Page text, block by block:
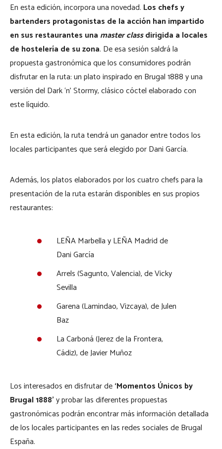
En esta edición, incorpora una novedad. Los chefs y
bartenders protagonistas de la acción han impartido
en sus restaurantes una master classdirigida a locales
de hostelería de su zona. De esa sesión saldrá la
propuesta gastronómica que los consumidores podrán
disfrutar en la ruta: un plato inspirado en Brugal 1888 y una
versión del Dark ‘n’ Stormy, clásico cóctel elaborado con
este líquido.
En esta edición, la ruta tendrá un ganador entre todos los
locales participantes que será elegido por Dani García.
Además, los platos elaborados por los cuatro chefs para la
presentación de la ruta estarán disponibles en sus propios
restaurantes:
LEÑA Marbella y LEÑA Madrid de
Dani García
Arrels (Sagunto, Valencia), de Vicky
Sevilla
Garena (Lamindao, Vizcaya), de Julen
Baz
La Carboná (Jerez de la Frontera,
Cádiz), de Javier Muñoz
Los interesados en disfrutar de‘Momentos Únicos by
Brugal 1888’y probar las diferentes propuestas
gastronómicas podrán encontrar más información detallada
de los locales participantes en las redes sociales de Brugal
España.